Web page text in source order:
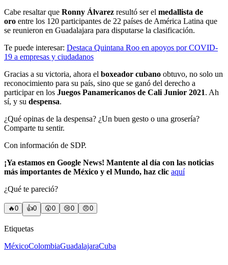
Cabe resaltar que Ronny Álvarez resultó ser el medallista de
oro entre los 120 participantes de 22 países de América Latina que
se reunieron en Guadalajara para disputarse la clasificación.
Te puede interesar: Destaca Quintana Roo en apoyos por COVID-
19 a empresas y ciudadanos
Gracias a su victoria, ahora el boxeador cubano obtuvo, no solo un
reconocimiento para su país, sino que se ganó del derecho a
participar en los Juegos Panamericanos de Cali Junior 2021. Ah
sí, y su despensa.
¿Qué opinas de la despensa? ¿Un buen gesto o una grosería?
Comparte tu sentir.
Con información de SDP.
¡Ya estamos en Google News! Mantente al día con las noticias
más importantes de México y el Mundo, haz clic aquí
¿Qué te pareció?
🔥0 👍0 😲0 😢0 😠0
Etiquetas
MéxicoColombiaGuadalajaraCuba